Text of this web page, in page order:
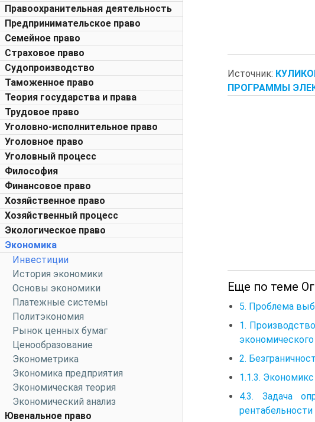
Правоохранительная деятельность
Предпринимательское право
Семейное право
Страховое право
Судопроизводство
Таможенное право
Теория государства и права
Трудовое право
Уголовно-исполнительное право
Уголовное право
Уголовный процесс
Философия
Финансовое право
Хозяйственное право
Хозяйственный процесс
Экологическое право
Экономика
Инвестиции
История экономики
Основы экономики
Платежные системы
Политэкономия
Рынок ценных бумаг
Ценообразование
Эконометрика
Экономика предприятия
Экономическая теория
Экономический анализ
Ювенальное право
Источник:
ПРОГРАММЫ
Еще по теме
5. Проблема
1.
2.
1.1.3.
4.3. Задача